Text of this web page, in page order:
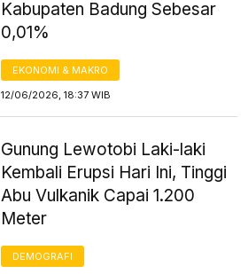
Kabupaten Badung Sebesar
0,01%
EKONOMI & MAKRO
12/06/2026, 18:37 WIB
Gunung Lewotobi Laki-laki
Kembali Erupsi Hari Ini, Tinggi
Abu Vulkanik Capai 1.200
Meter
DEMOGRAFI